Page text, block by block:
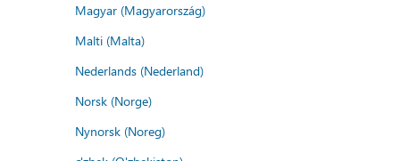
Magyar (Magyarország)
Malti (Malta)
Nederlands (Nederland)
Norsk (Norge)
Nynorsk (Noreg)